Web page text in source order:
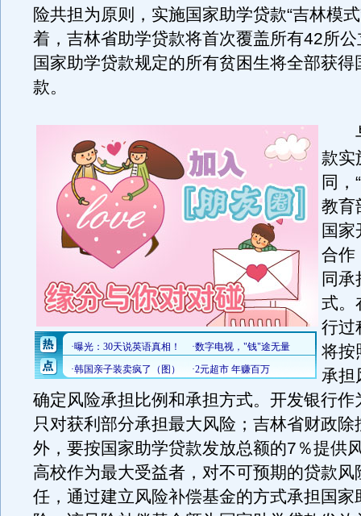
险共担为原则，实施国家助学贷款“吉林模
着，吉林省助学贷款将首次覆盖所有42所
国家助学贷款规定的所有贫困生将全部获得
款。
与
款实
同，
教育
国
合作
同承
式。
行过
将按
承担
确定风险承担比例和承担方式。开发银行作
只对获利部分承担最大风险；吉林省财政除
外，要按国家助学贷款发放总额的7％提供
高校作为最大受益者，对不可预期的贷款风
任，通过建立风险补偿基金的方式承担国家